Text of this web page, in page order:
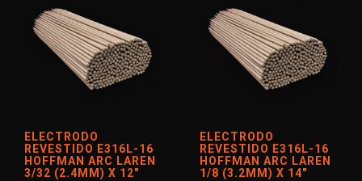
ELECTRODO
REVESTIDO E316L-16
HOFFMAN ARC LAREN
3/32 (2.4MM) X 12″
ELECTRODO
REVESTIDO E316L-16
HOFFMAN ARC LAREN
1/8 (3.2MM) X 14″